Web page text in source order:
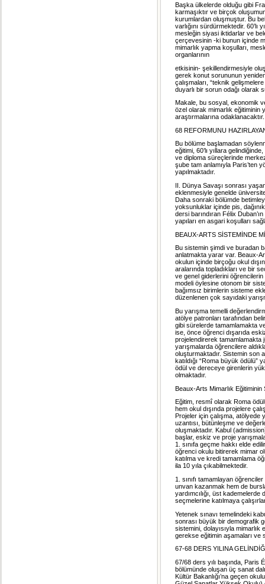
Başka ülkelerde olduğu gibi
karmaşıktır ve birçok
kurumlardan oluşmuştur. Bu
varlığını sürdürmektedir. 60’lı
mesleğin siyasi iktidarlar ve
çerçevesinin -ki bunun içinde
mimarlık yapma koşulları,
organlarının
etkisinin- şekillendirmesiyle
gerek konut sorununun
çalışmaları, “teknik
duyarlı bir sorun odağı olarak
Makale, bu sosyal, ekonomik
özel olarak mimarlık eğitiminin
araştırmalarına odaklanacaktır.
68 REFORMUNU
Bu bölüme başlamadan
eğitimi, 60’lı yıllara
ve diploma süreçlerinde
şube tam anlamıyla Paris’ten
yapılmaktadır.
II. Dünya Savaşı sonrası
eklenmesiyle genelde
Daha sonraki bölümde
yoksunluklar içinde pis,
dersi barındıran Félix
yapıları en asgari koşulları
BEAUX-ARTS SİSTEMİNDE
Bu sistemin şimdi ve buradan
anlatmakta yarar var. Beaux-
okulun içinde birçoğu okul
aralarında topladıkları ve bir
ve genel giderlerini
modeli öylesine otonom bir
bağımsız birimlerin sisteme
düzenlenen çok sayıdaki
Bu yarışma temelli
atölye patronları tarafından
gibi sürelerde tamamlamakta
ise, önce öğrenci dışarıda
projelendirerek tamamlamakta
yarışmalarda öğrencilere
oluşturmaktadır. Sistemin son
katıldığı “Roma büyük ödülü”
ödül ve dereceye girenlerin
olmaktadır.
Beaux-Arts Mimarlık Eğitiminin
Eğitim, resmî olarak Roma
hem okul dışında projelere
Projeler için çalışma,
uzantısı, bütünleşme ve
oluşmaktadır. Kabul
başlar, eskiz ve proje
1. sınıfa geçme hakkı elde
öğrenci okulu bitirerek mimar
katılma ve kredi tamamlama
ila 10 yıla çıkabilmektedir.
1. sınıfı tamamlayan
unvan kazanmak hem de
yardımcılığı, üst
seçmelerine katılmaya
Yetenek sınavı temelindeki
sonrası büyük bir demografik
sistemini, dolayısıyla mimarlık
gerekse eğitimin aşamaları ve
67-68 DERS YILINA
67/68 ders yılı başında,
bölümünde oluşan üç sanat
Kültür Bakanlığı’na geçen